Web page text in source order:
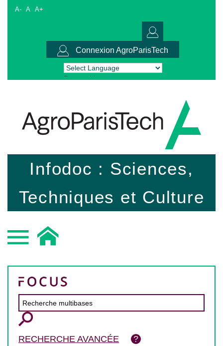
A- A A+
Connexion AgroParisTech
Powered by Translate
Infodoc : Sciences,
Techniques et Culture
RECHERCHE AVANCÉE